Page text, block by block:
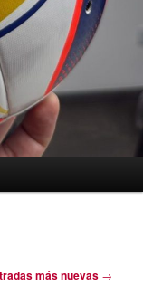
más nuevas →